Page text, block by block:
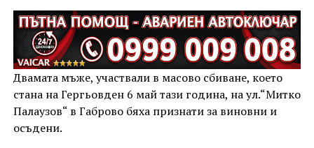
Двамата мъже, участвали в масово сбиване, което
стана на Гергьовден 6 май тази година, на ул.“Митко
Палаузов“ в Габрово бяха признати за виновни и
осъдени.